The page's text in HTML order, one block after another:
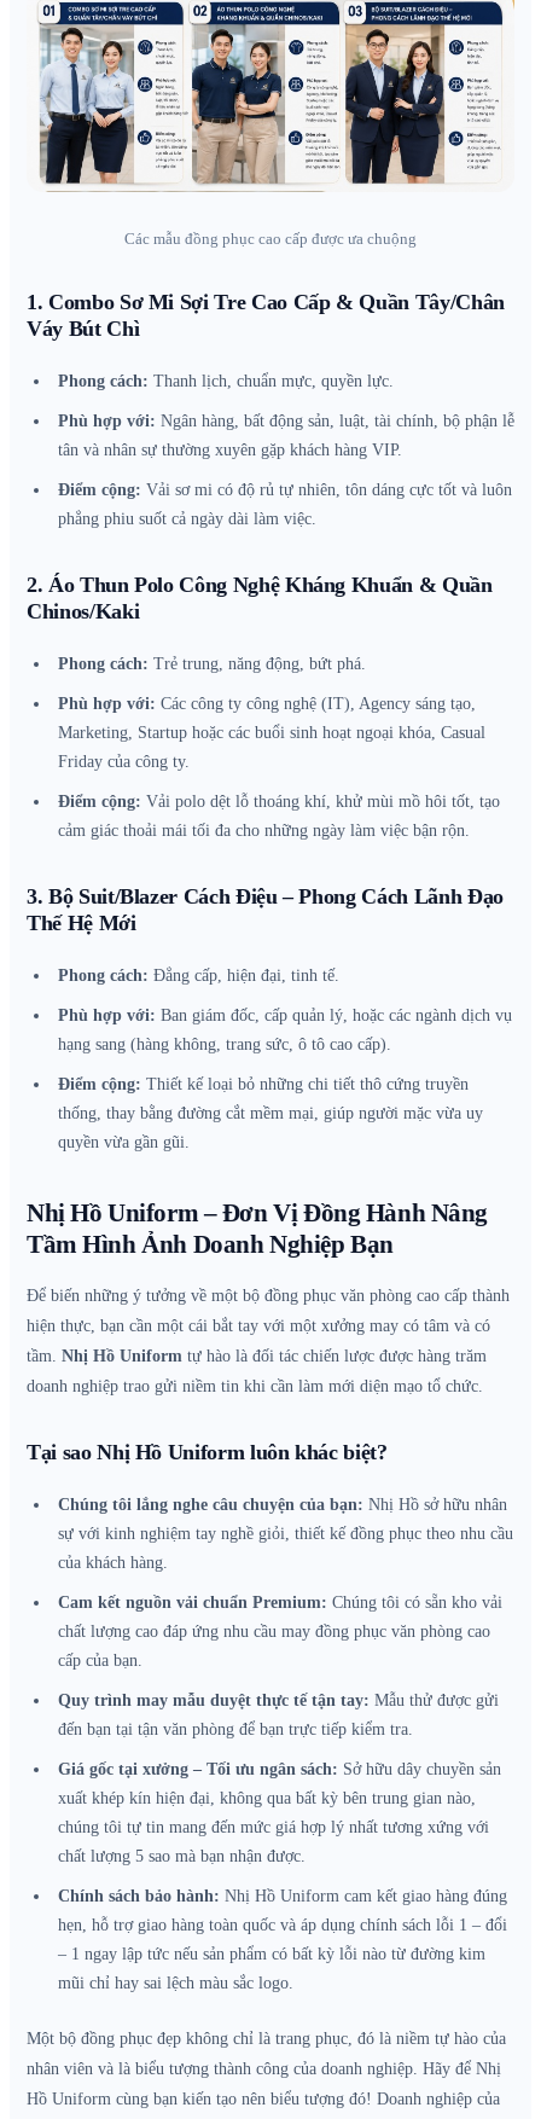
Các mẫu đồng phục cao cấp được ưa chuộng
1. Combo Sơ Mi Sợi Tre Cao Cấp & Quần Tây/Chân
Váy Bút Chì
Phong cách: Thanh lịch, chuẩn mực, quyền lực.
Phù hợp với: Ngân hàng, bất động sản, luật, tài chính, bộ phận lễ
tân và nhân sự thường xuyên gặp khách hàng VIP.
Điểm cộng: Vải sơ mi có độ rủ tự nhiên, tôn dáng cực tốt và luôn
phẳng phiu suốt cả ngày dài làm việc.
2. Áo Thun Polo Công Nghệ Kháng Khuẩn & Quần
Chinos/Kaki
Phong cách: Trẻ trung, năng động, bứt phá.
Phù hợp với: Các công ty công nghệ (IT), Agency sáng tạo,
Marketing, Startup hoặc các buổi sinh hoạt ngoại khóa, Casual
Friday của công ty.
Điểm cộng: Vải polo dệt lỗ thoáng khí, khử mùi mồ hôi tốt, tạo
cảm giác thoải mái tối đa cho những ngày làm việc bận rộn.
3. Bộ Suit/Blazer Cách Điệu – Phong Cách Lãnh Đạo
Thế Hệ Mới
Phong cách: Đẳng cấp, hiện đại, tinh tế.
Phù hợp với: Ban giám đốc, cấp quản lý, hoặc các ngành dịch vụ
hạng sang (hàng không, trang sức, ô tô cao cấp).
Điểm cộng: Thiết kế loại bỏ những chi tiết thô cứng truyền
thống, thay bằng đường cắt mềm mại, giúp người mặc vừa uy
quyền vừa gần gũi.
Nhị Hồ Uniform – Đơn Vị Đồng Hành Nâng
Tầm Hình Ảnh Doanh Nghiệp Bạn
Để biến những ý tưởng về một bộ đồng phục văn phòng cao cấp thành
hiện thực, bạn cần một cái bắt tay với một xưởng may có tâm và có
tầm. Nhị Hồ Uniform tự hào là đối tác chiến lược được hàng trăm
doanh nghiệp trao gửi niềm tin khi cần làm mới diện mạo tổ chức.
Tại sao Nhị Hồ Uniform luôn khác biệt?
Chúng tôi lắng nghe câu chuyện của bạn: Nhị Hồ sở hữu nhân
sự với kinh nghiệm tay nghề giỏi, thiết kế đồng phục theo nhu cầu
của khách hàng.
Cam kết nguồn vải chuẩn Premium: Chúng tôi có sẵn kho vải
chất lượng cao đáp ứng nhu cầu may đồng phục văn phòng cao
cấp của bạn.
Quy trình may mẫu duyệt thực tế tận tay: Mẫu thử được gửi
đến bạn tại tận văn phòng để bạn trực tiếp kiểm tra.
Giá gốc tại xưởng – Tối ưu ngân sách: Sở hữu dây chuyền sản
xuất khép kín hiện đại, không qua bất kỳ bên trung gian nào,
chúng tôi tự tin mang đến mức giá hợp lý nhất tương xứng với
chất lượng 5 sao mà bạn nhận được.
Chính sách bảo hành: Nhị Hồ Uniform cam kết giao hàng đúng
hẹn, hỗ trợ giao hàng toàn quốc và áp dụng chính sách lỗi 1 – đổi
– 1 ngay lập tức nếu sản phẩm có bất kỳ lỗi nào từ đường kim
mũi chỉ hay sai lệch màu sắc logo.
Một bộ đồng phục đẹp không chỉ là trang phục, đó là niềm tự hào của
nhân viên và là biểu tượng thành công của doanh nghiệp. Hãy để Nhị
Hồ Uniform cùng bạn kiến tạo nên biểu tượng đó! Doanh nghiệp của